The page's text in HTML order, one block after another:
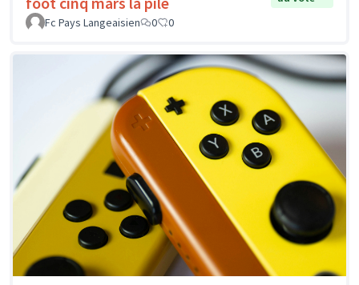
Fc Pays Langeaisien
0 0